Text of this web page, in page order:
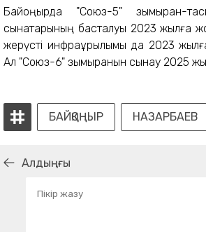
Байқоңырда "Союз-5" зымыран-
сынақтарының басталуы 2023 жылға
жерүсті инфрақұрылымы да 2023
Ал "Союз-6" зымыранын сынау 2025
БАЙҚОҢЫР НАЗАРБАЕВ
Алдыңғы